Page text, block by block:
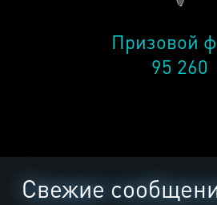
Призовой
95 260
Свежие